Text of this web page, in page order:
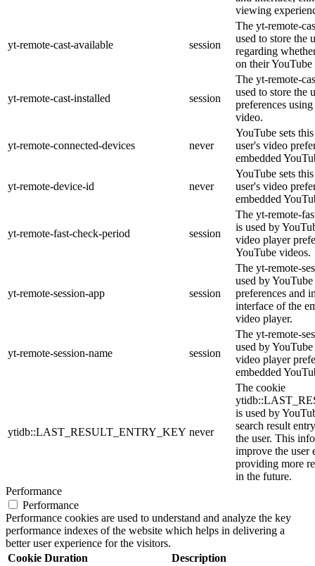
viewing
yt-remote-cast-available session
The yt-remote-
used to store the
regarding
on their
yt-remote-cast-installed session
The yt-remote-
used to store the
preferences
video.
yt-remote-connected-devices never
YouTube sets
user's video
embedded
yt-remote-device-id never
YouTube sets
user's video
embedded
yt-remote-fast-check-period session
The yt-remote-
is used by
video player
YouTube videos.
yt-remote-session-app session
The yt-remote-
used by
preferences and
interface of the
video player.
yt-remote-session-name session
The yt-remote-
used by
video player
embedded
ytidb::LAST_RESULT_ENTRY_KEY never
The cookie
is used by
search result
the user. This
improve the user
providing more
in the future.
Performance
Performance
Performance cookies are used to understand and analyze the key
performance indexes of the website which helps in delivering a
better user experience for the visitors.
Cookie Duration
Description